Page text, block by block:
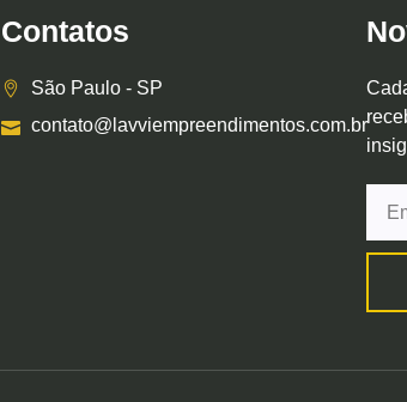
Contatos
São Paulo - SP
contato@lavviempreendimentos.com.br